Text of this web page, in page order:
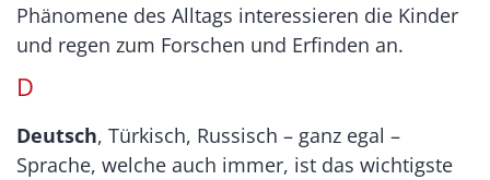
Phänomene des Alltags interessieren die Kinder
und regen zum Forschen und Erfinden an.
D
Deutsch, Türkisch, Russisch – ganz egal –
Sprache, welche auch immer, ist das wichtigste